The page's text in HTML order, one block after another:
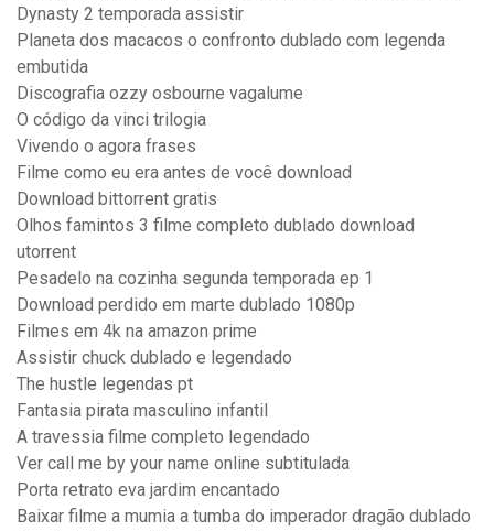
Dynasty 2 temporada assistir
Planeta dos macacos o confronto dublado com legenda
embutida
Discografia ozzy osbourne vagalume
O código da vinci trilogia
Vivendo o agora frases
Filme como eu era antes de você download
Download bittorrent gratis
Olhos famintos 3 filme completo dublado download
utorrent
Pesadelo na cozinha segunda temporada ep 1
Download perdido em marte dublado 1080p
Filmes em 4k na amazon prime
Assistir chuck dublado e legendado
The hustle legendas pt
Fantasia pirata masculino infantil
A travessia filme completo legendado
Ver call me by your name online subtitulada
Porta retrato eva jardim encantado
Baixar filme a mumia a tumba do imperador dragão dublado